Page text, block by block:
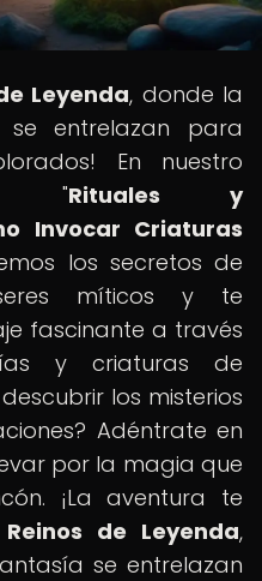
Leyenda, donde la
entrelazan para
En nuestro
"Rituales y
Invocar Criaturas
los secretos de
míticos y te
fascinante a través
y criaturas de
los misterios
Adéntrate en
por la magia que
¡La aventura te
Reinos de Leyenda,
se entrelazan